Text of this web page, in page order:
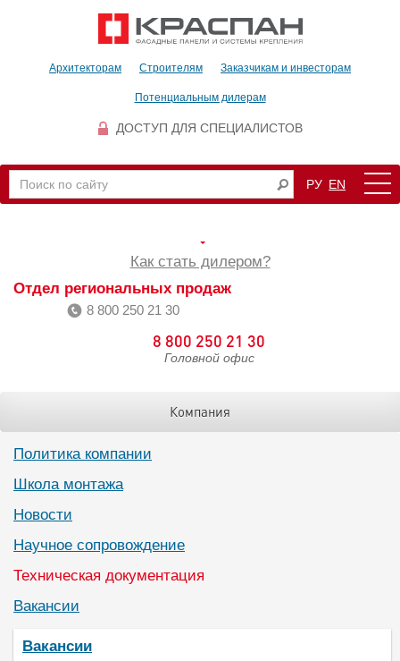
Архитекторам Строителям Заказчикам и инвесторам
Потенциальным дилерам
ДОСТУП ДЛЯ СПЕЦИАЛИСТОВ
РУ EN
Как стать дилером?
Отдел региональных продаж
8 800 250 21 30
8 800 250 21 30
Головной офис
Компания
Политика компании
Школа монтажа
Новости
Научное сопровождение
Техническая документация
Вакансии
Вакансии